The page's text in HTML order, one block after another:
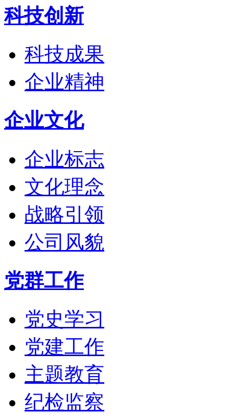
科技创新
科技成果
企业精神
企业文化
企业标志
文化理念
战略引领
公司风貌
党群工作
党史学习
党建工作
主题教育
纪检监察